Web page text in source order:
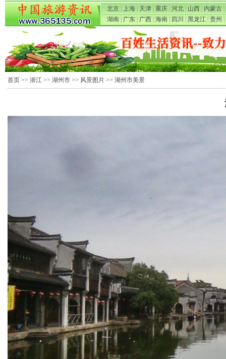
北京 上海 天津 重庆 河北 山西 内蒙古
湖南
广东 广西 海南 四川 黑龙江 贵州
首页 >> 浙江 >> 湖州市 >> 风景图片 >> 湖州市美景